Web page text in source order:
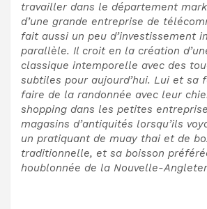
travailler dans le département
d’une grande entreprise de
fait aussi un peu d’investissement
parallèle. Il croit en la création
classique intemporelle avec des
subtiles pour aujourd’hui. Lui et sa
faire de la randonnée avec leur
shopping dans les petites
magasins d’antiquités lorsqu’ils
un pratiquant de muay thai et de
traditionnelle, et sa boisson
houblonnée de la Nouvelle-